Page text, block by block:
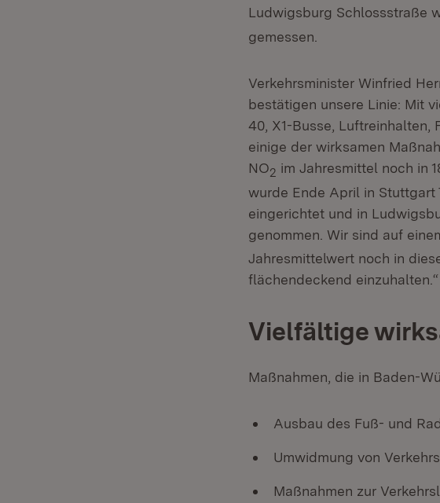
Ludwigsburg Schlossstraße
gemessen.
Verkehrsminister Winfried
bestätigen unsere Linie: Mit
40, X1-Busse, Luftreinhalten,
einige der wirksamen
NO2 im Jahresmittel noch in
wurde Ende April in Stuttgart
eingerichtet und in
genommen. Wir sind auf
Jahresmittelwert noch in
flächendeckend einzuhalten.“
Vielfältige
Maßnahmen, die in Baden-
Ausbau des Fuß- und
Umwidmung von
Maßnahmen zur